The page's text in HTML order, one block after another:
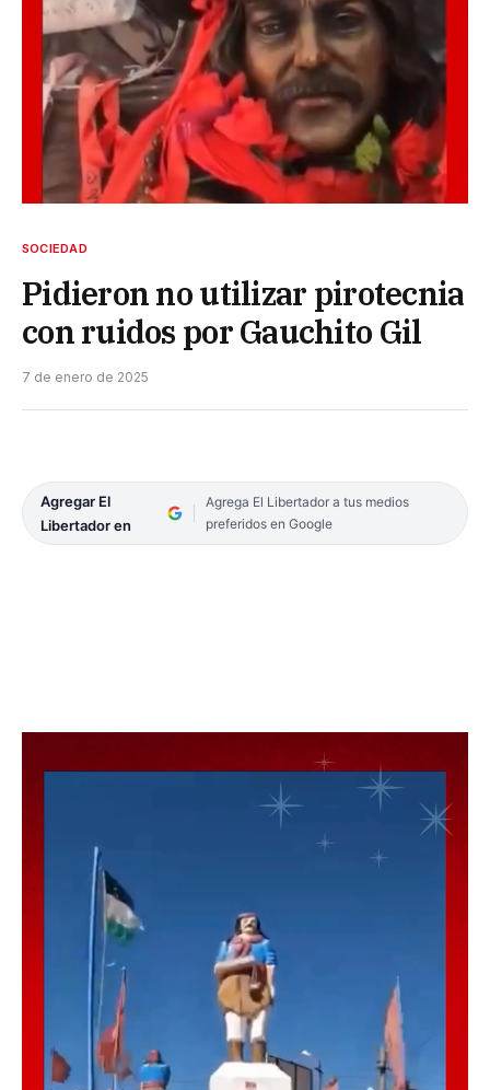
SOCIEDAD
Pidieron no utilizar pirotecnia
con ruidos por Gauchito Gil
7 de enero de 2025
Agregar El
Libertador en
Agrega El Libertador a tus medios
preferidos en Google